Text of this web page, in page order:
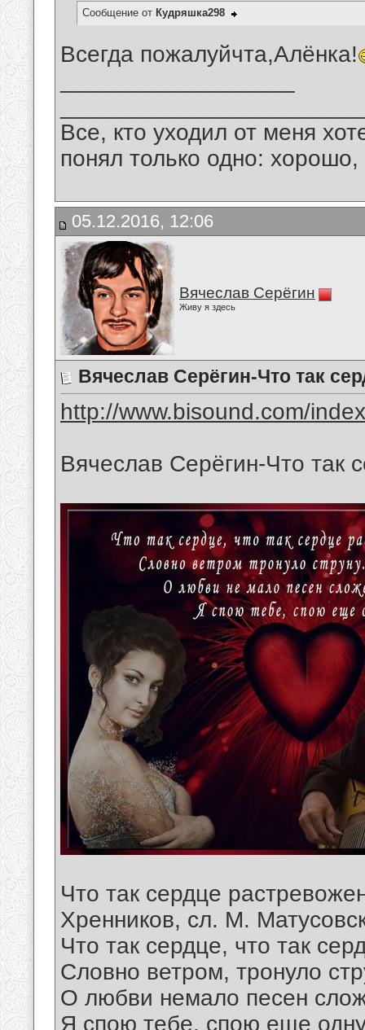
Сообщение от Кудряшка298
Всегда пожалуйчта,Алёнка!
Все, кто уходил от меня
понял только одно:
05.12.2016, 12:06
Вячеслав Серёгин
Живу я здесь
Вячеслав Серёгин-Что так
http://www.bisound.com/
Вячеслав Серёгин-Что так
Что так сердце
Хренников, сл. М.
Что так сердце, что так
Словно ветром, тронуло
О любви немало песен
Я спою тебе, спою еще